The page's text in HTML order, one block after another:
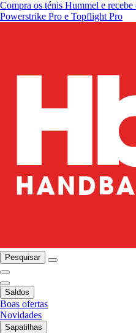
Compra os ténis Hummel e recebe
Powerstrike Pro e Topflight Pro
Pesquisar
Saldos
Boas ofertas
Novidades
Sapatilhas